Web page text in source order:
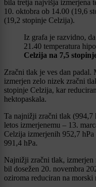
bila tretja najvišja izmerjena
10. oktobra ob 14.00 (19,6
(19,2 stopinje Celzija).
Iz grafa je razvidno,
21.40 temperatura
Celzija na 7,5
Zračni tlak je ves dan
izmerjen zelo nizek zračni
stopinje Celzija, kar
hektopaskala.
Ta najnižji zračni tlak (994,7
letos izmerjenemu – 13.
Celzija izmerjenih 952,7
991,4 hPa.
Najnižji zračni tlak, izmerjen
bil dosežen 20. novembra
oziroma reduciran na morski